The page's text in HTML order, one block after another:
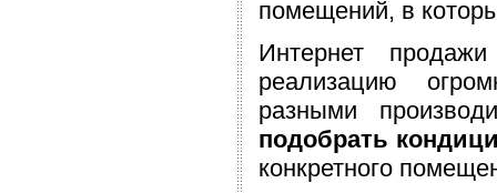
помещений, в
Интернет
реализацию
разными
подобрать
конкретного